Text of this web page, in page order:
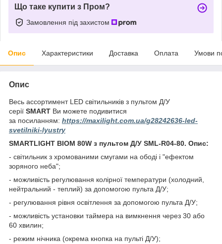
Що таке купити з Пром?
Замовлення під захистом
Опис Характеристики Доставка Оплата Умови
Опис
Весь ассортимент LED світильників з пультом Д/У
серії SMART Ви можете подивитися
за посиланням: https://maxilight.com.ua/g28242636-led-
svetilniki-lyustry
SMARTLIGHT BIOM 80W з пультом Д/У SML-R04-80. Опис:
- світильник з хромованими смугами на ободі і "ефектом
зоряного неба";
- можливість регулювання колірної температури (холодний,
нейтральний - теплий) за допомогою пульта Д/У;
- регулювання рівня освітлення за допомогою пульта Д/У;
- можливість установки таймера на вимкнення через 30 або
60 хвилин;
- режим нічника (окрема кнопка на пульті Д/У);